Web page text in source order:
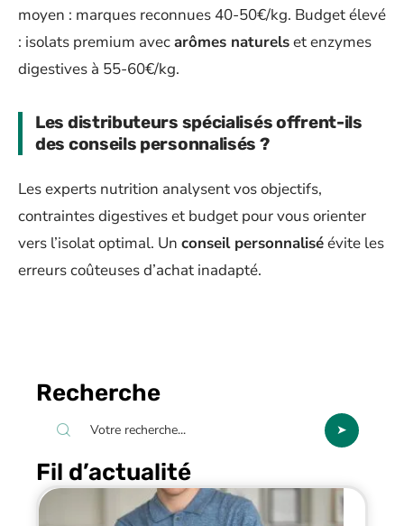
moyen : marques reconnues 40-50€/kg. Budget élevé
: isolats premium avecarômes naturelset enzymes
digestives à 55-60€/kg.
Les distributeurs spécialisés offrent-ils
des conseils personnalisés ?
Les experts nutrition analysent vos objectifs,
contraintes digestives et budget pour vous orienter
vers l’isolat optimal. Un conseil personnaliséévite les
erreurs coûteuses d’achat inadapté.
Recherche
Fil d’actualité